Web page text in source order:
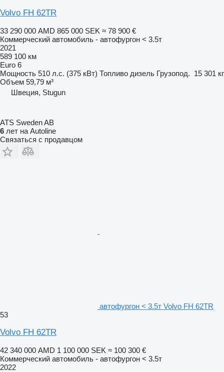
Volvo FH 62TR
33 290 000 AMD 865 000 SEK ≈ 78 900 €
Коммерческий автомобиль - автофургон < 3.5т
2021
589 100 км
Euro 6
Мощность 510 л.с. (375 кВт) Топливо дизель Грузопод. 15 301 кг
Объем 59,79 м³
Швеция, Stugun
ATS Sweden AB
6 лет на Autoline
Связаться с продавцом
автофургон < 3.5т Volvo FH 62TR
53
Volvo FH 62TR
42 340 000 AMD 1 100 000 SEK ≈ 100 300 €
Коммерческий автомобиль - автофургон < 3.5т
2022